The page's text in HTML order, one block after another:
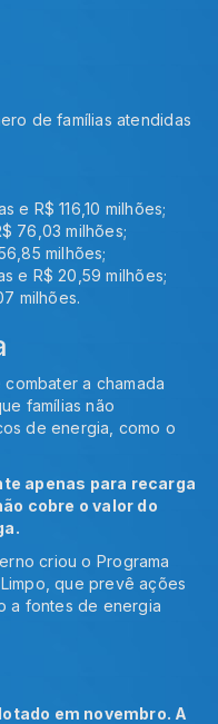
de famílias atendidas
e R$ 116,10 milhões;
76,03 milhões;
milhões;
e R$ 20,59 milhões;
milhões.
a chamada
famílias não
de energia, como o
apenas para recarga
cobre o valor do
criou o Programa
que prevê ações
a fontes de energia
em novembro. A